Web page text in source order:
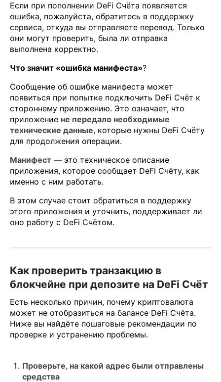
Если при пополнении DeFi Счёта появляется
ошибка, пожалуйста, обратитесь в поддержку
сервиса, откуда вы отправляете перевод. Только
они могут проверить, была ли отправка
выполнена корректно.
Что значит «ошибка манифеста»?
Сообщение об ошибке манифеста может
появиться при попытке подключить DeFi Счёт к
стороннему приложению. Это означает, что
приложение не передало необходимые
технические данные, которые нужны DeFi Счёту
для продолжения операции.
Манифест — это техническое описание
приложения, которое сообщает DeFi Счёту, как
именно с ним работать.
В этом случае стоит обратиться в поддержку
этого приложения и уточнить, поддерживает ли
оно работу с DeFi Счётом.
Как проверить транзакцию в
блокчейне при депозите на DeFi Счёт
Есть несколько причин, почему криптовалюта
может не отобразиться на балансе DeFi Счёта.
Ниже вы найдёте пошаговые рекомендации по
проверке и устранению проблемы.
Проверьте, на какой адрес были отправлены
средства